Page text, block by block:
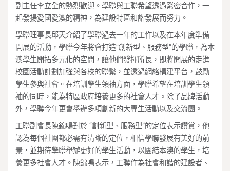
副主任李立全的熱烈歡迎。學聯與工聯希望透過緊密合作，一
起發揚愛國愛澳的精神，為建設特區和諧發展而努力。
學聯理事長邱天介紹了學聯過去一年的工作以及在本年度準備
開展的活動，學聯今年將會打造“創新型、服務型”的學聯，為本
澳學生開拓多元化的空間，讓他們發揮所長，即將開展的走進
校園活動計劃加強與各校的聯繫，並透過網絡構建平台，鼓勵
學生參與社會。在培訓學生領袖方面，學聯希望在培訓學生領
袖的同時，能為特區政府培養更多的社會人才。除了品牌活動
外，學聯今年更會舉辦多項創新的大專生活動以及交流團。
工聯副會長陳錦鳴對於 “創新型、服務型”的定位表示讚賞，他
認為每個社團都必需有清晰的定位，相信學聯發展有美好的前
景，並期待學聯舉辦更好的學生活動，以團結本澳的學生，培
養更多社會人才。陳錦鳴表示，工聯作為社會和諧的建設者、